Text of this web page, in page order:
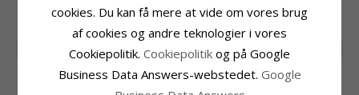
RELATEREDE PRODUKTER
30% SALE 45% UDGÅR
cookies. Du kan få mere at vide om vores brug
af cookies og andre teknologier i vores
Cookiepolitik. Cookiepolitik og på Google
Business Data Answers-webstedet. Google